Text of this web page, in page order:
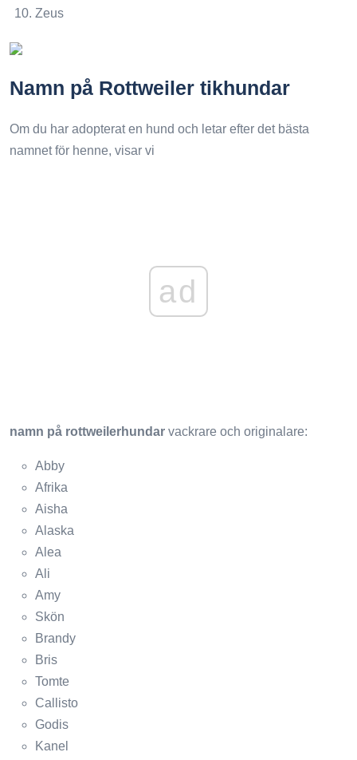
Zeus
Namn på Rottweiler tikhundar
Om du har adopterat en hund och letar efter det bästa
namnet för henne, visar vi
ad
namn på rottweilerhundar vackrare och originalare:
Abby
Afrika
Aisha
Alaska
Alea
Ali
Amy
Skön
Brandy
Bris
Tomte
Callisto
Godis
Kanel